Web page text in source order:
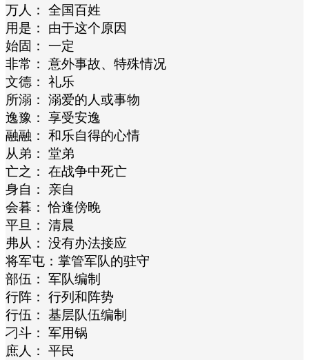
万人： 全国百姓
用是： 由于这个原因
始固： 一定
非常： 意外事故、特殊情况
文德： 礼乐
所溺： 溺爱的人或事物
逸豫： 享受安逸
融融： 和乐自得的心情
从弟： 堂弟
亡之： 在战争中死亡
身自： 亲自
会暮： 恰逢傍晚
平旦： 清晨
弗从： 没有办法接应
将军屯：掌管军队的驻守
部伍： 军队编制
行阵： 行列和阵势
行伍： 基层队伍编制
刁斗： 军用锅
庶人： 平民